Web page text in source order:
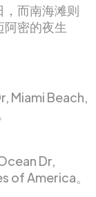
而南海滩则
密的夜生
Miami Beach,
Dr,
of America。